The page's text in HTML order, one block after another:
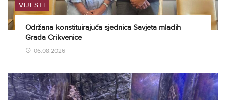
VIJESTI
Održana konstituirajuća sjednica Savjeta mladih
Grada Crikvenice
06.08.2026